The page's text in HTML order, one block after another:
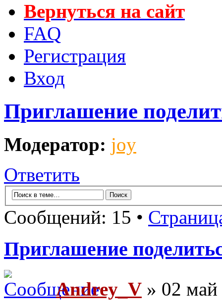
Вернуться на сайт
FAQ
Регистрация
Вход
Приглашение
Модератор: joy
Ответить
Сообщений: 15 •
Приглашение
Andrey_V » 02